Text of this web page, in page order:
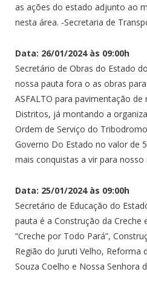
as ações do estado adjunto ao
nesta área. -Secretaria de
Data: 26/01/2024 às 09:00h
Secretário de Obras do Estado
nossa pauta fora o as obras
ASFALTO para pavimentação de
Distritos, já montando a
Ordem de Serviço do
Governo Do Estado no valor de
mais conquistas a vir para nosso
Data: 25/01/2024 às 09:00h
Secretário de Educação do
pauta é a Construção da Creche
“Creche por Todo Pará”,
Região do Juruti Velho, Reforma
Souza Coelho e Nossa Senhora